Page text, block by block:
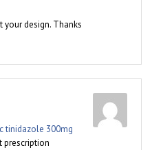
design. Thanks
tinidazole 300mg
prescription